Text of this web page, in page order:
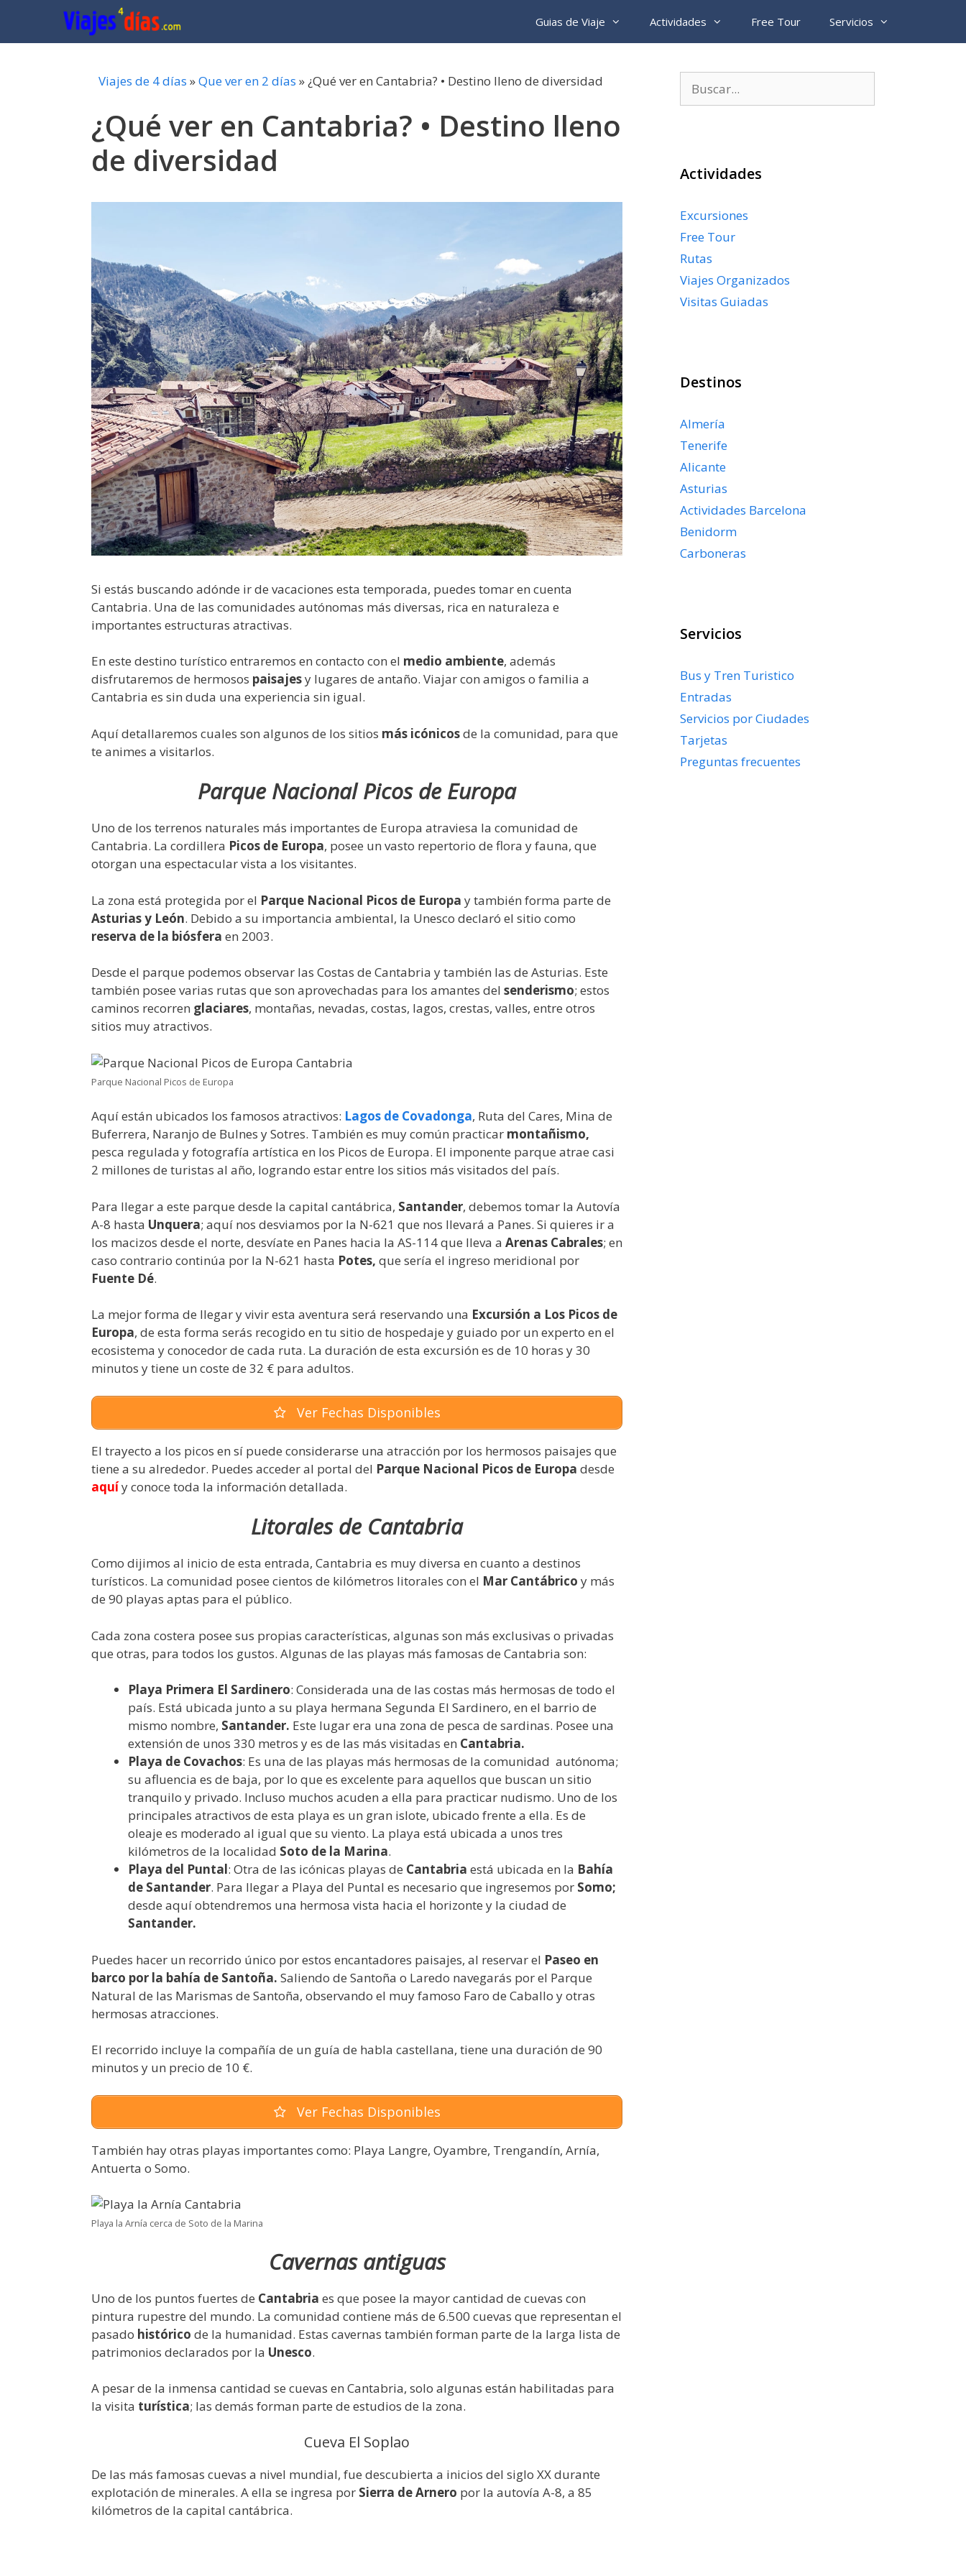
contenido
Guias de Viaje Actividades Free Tour Servicios
Viajes de 4 días »Que ver en 2 días »¿Qué ver en Cantabria? • Destino lleno de diversidad
¿Qué ver en Cantabria? • Destino lleno
de diversidad
Si estás buscando adónde ir de vacaciones esta temporada, puedes tomar en cuenta
Cantabria. Una de las comunidades autónomas más diversas, rica en naturaleza e
importantes estructuras atractivas.
En este destino turístico entraremos en contacto con el medio ambiente, además
disfrutaremos de hermosos paisajesy lugares de antaño. Viajar con amigos o familia a
Cantabria es sin duda una experiencia sin igual.
Aquí detallaremos cuales son algunos de los sitios más icónicosde la comunidad, para que
te animes a visitarlos.
Parque Nacional Picos de Europa
Uno de los terrenos naturales más importantes de Europa atraviesa la comunidad de
Cantabria. La cordillera Picos de Europa, posee un vasto repertorio de flora y fauna, que
otorgan una espectacular vista a los visitantes.
La zona está protegida por el Parque Nacional Picos de Europa y también forma parte de
Asturias y León. Debido a su importancia ambiental, la Unesco declaró el sitio como
reserva de la biósfera en 2003.
Desde el parque podemos observar las Costas de Cantabria y también las de Asturias. Este
también posee varias rutas que son aprovechadas para los amantes del senderismo; estos
caminos recorren glaciares, montañas, nevadas, costas, lagos, crestas, valles, entre otros
sitios muy atractivos.
Parque Nacional Picos de Europa
Aquí están ubicados los famosos atractivos: Lagos de Covadonga, Ruta del Cares, Mina de
Buferrera, Naranjo de Bulnes y Sotres. También es muy común practicar montañismo,
pesca regulada y fotografía artística en los Picos de Europa. El imponente parque atrae casi
2 millones de turistas al año, logrando estar entre los sitios más visitados del país.
Para llegar a este parque desde la capital cantábrica, Santander, debemos tomar la Autovía
A-8 hasta Unquera; aquí nos desviamos por la N-621 que nos llevará a Panes. Si quieres ir a
los macizos desde el norte, desvíate en Panes hacia la AS-114 que lleva a Arenas Cabrales; en
caso contrario continúa por la N-621 hasta Potes, que sería el ingreso meridional por
Fuente Dé.
La mejor forma de llegar y vivir esta aventura será reservando una Excursión a Los Picos de
Europa, de esta forma serás recogido en tu sitio de hospedaje y guiado por un experto en el
ecosistema y conocedor de cada ruta. La duración de esta excursión es de 10 horas y 30
minutos y tiene un coste de 32 € para adultos.
Ver Fechas Disponibles
El trayecto a los picos en sí puede considerarse una atracción por los hermosos paisajes que
tiene a su alrededor. Puedes acceder al portal del Parque Nacional Picos de Europa desde
aquíy conoce toda la información detallada.
Litorales de Cantabria
Como dijimos al inicio de esta entrada, Cantabria es muy diversa en cuanto a destinos
turísticos. La comunidad posee cientos de kilómetros litorales con el Mar Cantábrico y más
de 90 playas aptas para el público.
Cada zona costera posee sus propias características, algunas son más exclusivas o privadas
que otras, para todos los gustos. Algunas de las playas más famosas de Cantabria son:
Playa Primera El Sardinero: Considerada una de las costas más hermosas de todo el
país. Está ubicada junto a su playa hermana Segunda El Sardinero, en el barrio de
mismo nombre, Santander. Este lugar era una zona de pesca de sardinas. Posee una
extensión de unos 330 metros y es de las más visitadas en Cantabria.
Playa de Covachos: Es una de las playas más hermosas de la comunidad autónoma;
su afluencia es de baja, por lo que es excelente para aquellos que buscan un sitio
tranquilo y privado. Incluso muchos acuden a ella para practicar nudismo. Uno de los
principales atractivos de esta playa es un gran islote, ubicado frente a ella. Es de
oleaje es moderado al igual que su viento. La playa está ubicada a unos tres
kilómetros de la localidad Soto de la Marina.
Playa del Puntal: Otra de las icónicas playas de Cantabria está ubicada en la Bahía
de Santander. Para llegar a Playa del Puntal es necesario que ingresemos por Somo;
desde aquí obtendremos una hermosa vista hacia el horizonte y la ciudad de
Santander.
Puedes hacer un recorrido único por estos encantadores paisajes, al reservar el Paseo en
barco por la bahía de Santoña. Saliendo de Santoña o Laredo navegarás por el Parque
Natural de las Marismas de Santoña, observando el muy famoso Faro de Caballo y otras
hermosas atracciones.
El recorrido incluye la compañía de un guía de habla castellana, tiene una duración de 90
minutos y un precio de 10 €.
Ver Fechas Disponibles
También hay otras playas importantes como: Playa Langre, Oyambre, Trengandín, Arnía,
Antuerta o Somo.
Playa la Arnía cerca de Soto de la Marina
Cavernas antiguas
Uno de los puntos fuertes de Cantabria es que posee la mayor cantidad de cuevas con
pintura rupestre del mundo. La comunidad contiene más de 6.500 cuevas que representan el
pasado histórico de la humanidad. Estas cavernas también forman parte de la larga lista de
patrimonios declarados por la Unesco.
A pesar de la inmensa cantidad se cuevas en Cantabria, solo algunas están habilitadas para
la visita turística; las demás forman parte de estudios de la zona.
Cueva El Soplao
De las más famosas cuevas a nivel mundial, fue descubierta a inicios del siglo XX durante
explotación de minerales. A ella se ingresa por Sierra de Arnero por la autovía A-8, a 85
kilómetros de la capital cantábrica.
Actividades
Excursiones
Free Tour
Rutas
Viajes Organizados
Visitas Guiadas
Destinos
Almería
Tenerife
Alicante
Asturias
Actividades Barcelona
Benidorm
Carboneras
Servicios
Bus y Tren Turistico
Entradas
Servicios por Ciudades
Tarjetas
Preguntas frecuentes